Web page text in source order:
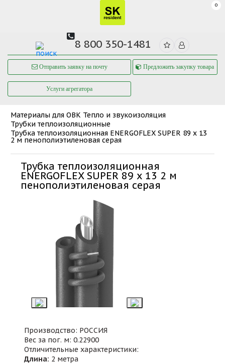
0
8 800 350-1481
Отправить заявку на почту Предложить закупку товара
Услуги агрегатора
Материалы для ОВК Тепло и звукоизоляция
Трубки теплоизоляционные
Трубка теплоизоляционная ENERGOFLEX SUPER 89 x 13
2 м пенополиэтиленовая серая
Трубка теплоизоляционная
ENERGOFLEX SUPER 89 x 13 2 м
пенополиэтиленовая серая
Производство: РОССИЯ
Вес за пог. м: 0.22900
Отличительные характеристики:
Длина: 2 метра